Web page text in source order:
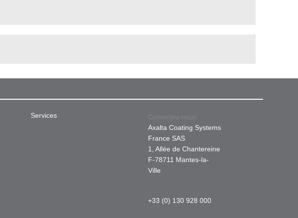
Services
Contactez-nous
Axalta Coating Systems
France SAS
1, Allée de Chantereine
F-78711 Mantes-la-
Ville
+33 (0) 130 928 000